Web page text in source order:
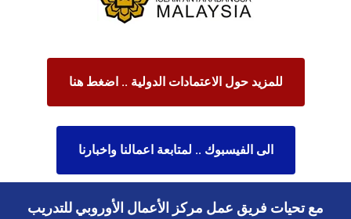
للمزيد حول الاعتمادات الدولية .. اضغط هنا
الى الفيسبوك .. لمتابعة اعمالنا واخبارنا
مع تحيات فريق عمل مركز الأعمال الأوروبي للتدريب